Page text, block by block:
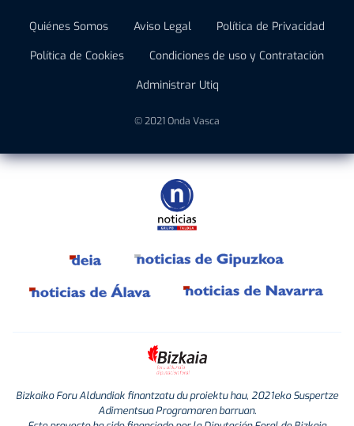
Quiénes Somos Aviso Legal
Política de Privacidad
Política de Cookies
Condiciones de uso y Contratación
Administrar Utiq
© 2021 Onda Vasca
Bizkaiko Foru Aldundiak finantzatu du proiektu hau, 2021eko Suspertze
Adimentsua Programaren barruan.